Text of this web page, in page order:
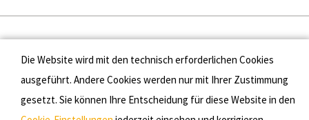
Presse
Kontakt
Datenschutz
Die Website wird mit den technisch erforderlichen Cookies
ausgeführt. Andere Cookies werden nur mit Ihrer Zustimmung
gesetzt. Sie können Ihre Entscheidung für diese Website in den